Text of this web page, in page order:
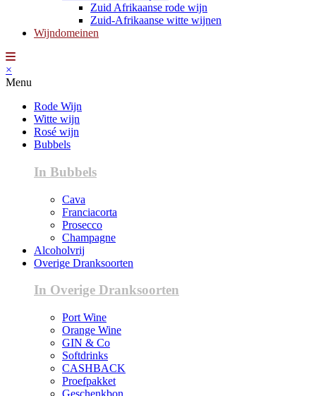
Zuid Afrikaanse rode wijn
Zuid-Afrikaanse witte wijnen
Wijndomeinen
×
Menu
Rode Wijn
Witte wijn
Rosé wijn
Bubbels
In Bubbels
Cava
Franciacorta
Prosecco
Champagne
Alcoholvrij
Overige Dranksoorten
In Overige Dranksoorten
Port Wine
Orange Wine
GIN & Co
Softdrinks
CASHBACK
Proefpakket